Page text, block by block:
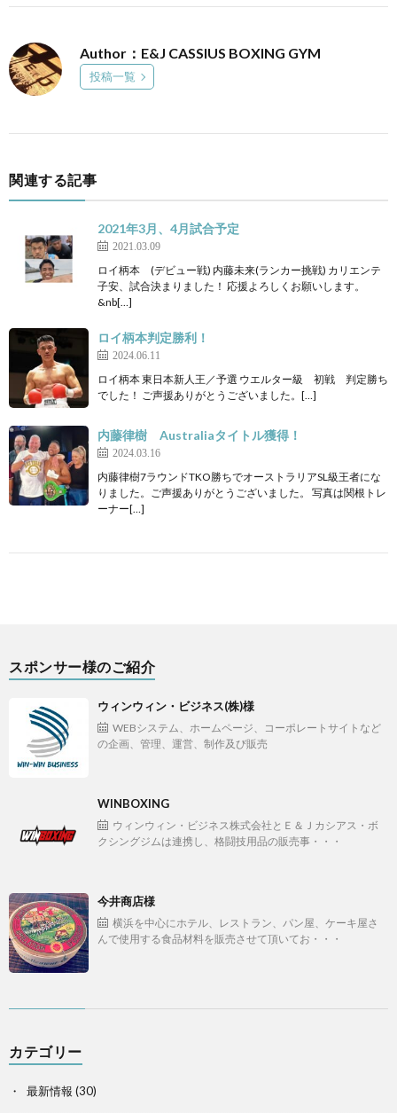
Author：E&J CASSIUS BOXING GYM
投稿一覧
関連する記事
2021年3月、4月試合予定
2021.03.09
ロイ柄本 (デビュー戦) 内藤未来(ランカー挑戦) カリエンテ
子安、試合決まりました！ 応援よろしくお願いします。
&nb[…]
ロイ柄本判定勝利！
2024.06.11
ロイ柄本 東日本新人王／予選 ウエルター級 初戦 判定勝ち
でした！ ご声援ありがとうございました。[…]
内藤律樹 Australiaタイトル獲得！
2024.03.16
内藤律樹7ラウンドTKO勝ちでオーストラリアSL級王者にな
りました。ご声援ありがとうございました。 写真は関根トレ
ーナー[…]
スポンサー様のご紹介
ウィンウィン・ビジネス(株)様
WEBシステム、ホームページ、コーポレートサイトなど
の企画、管理、運営、制作及び販売
WINBOXING
ウィンウィン・ビジネス株式会社とＥ＆Ｊカシアス・ボ
クシングジムは連携し、格闘技用品の販売事・・・
今井商店様
横浜を中心にホテル、レストラン、パン屋、ケーキ屋さ
んで使用する食品材料を販売させて頂いてお・・・
カテゴリー
最新情報 (30)